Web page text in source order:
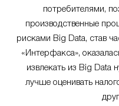
потребителями,
производственные
рисками Big Data, став
«Интерфакса»,
извлекать из Big
лучше оценивать